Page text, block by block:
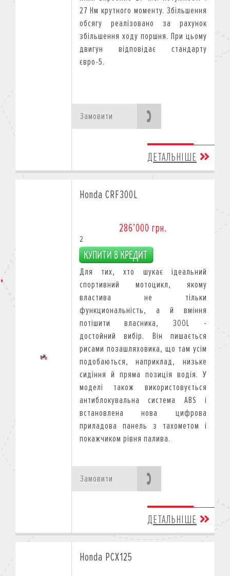
27 Нм крутного моменту. Збільшення
обсягу реалізовано за рахунок
збільшення ходу поршня. При цьому
двигун відповідає стандарту
євро-5.
Замовити
ДЕТАЛЬНІШЕ
Honda CRF300L
286’000 грн.
2
Для тих, хто шукає ідеальний
спортивний мотоцикл, якому
властива не тільки
функциональність, а й вміння
потішити власника, 300L -
достойний вибір. Він пишається
рисами позашляховика, що там усім
подобаються, наприклад, низьке
сидіння й пряма позиція водія. У
моделі також використовується
антиблокувальна система ABS і
встановлена нова цифрова
приладова панель з тахометом і
покажчиком рівня палива.
Замовити
ДЕТАЛЬНІШЕ
Honda PCX125